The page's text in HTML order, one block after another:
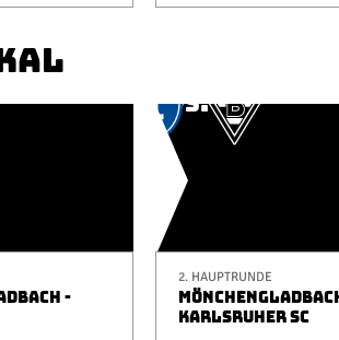
-
2. HAUPTRUNDE
KARLSRUHER SC